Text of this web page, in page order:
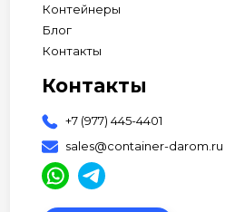
Контейнеры
Блог
Контакты
Контакты
+7 (977) 445-4401
sales@container-darom.ru